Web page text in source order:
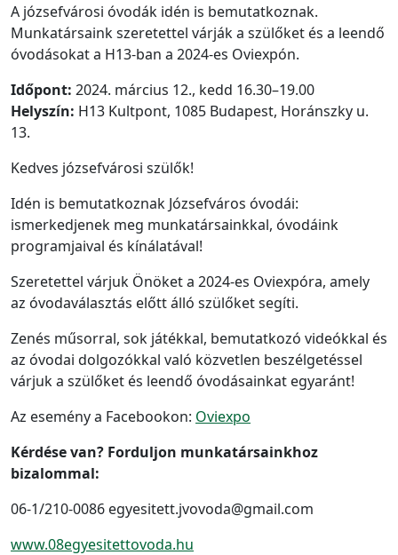
A józsefvárosi óvodák idén is bemutatkoznak.
Munkatársaink szeretettel várják a szülőket és a leendő
óvodásokat a H13-ban a 2024-es Oviexpón.
Időpont: 2024. március 12., kedd 16.30–19.00
Helyszín: H13 Kultpont, 1085 Budapest, Horánszky u.
13.
Kedves józsefvárosi szülők!
Idén is bemutatkoznak Józsefváros óvodái:
ismerkedjenek meg munkatársainkkal, óvodáink
programjaival és kínálatával!
Szeretettel várjuk Önöket a 2024-es Oviexpóra, amely
az óvodaválasztás előtt álló szülőket segíti.
Zenés műsorral, sok játékkal, bemutatkozó videókkal és
az óvodai dolgozókkal való közvetlen beszélgetéssel
várjuk a szülőket és leendő óvodásainkat egyaránt!
Az esemény a Facebookon: Oviexpo
Kérdése van? Forduljon munkatársainkhoz
bizalommal:
06-1/210-0086 egyesitett.jvovoda@gmail.com
www.08egyesitettovoda.hu